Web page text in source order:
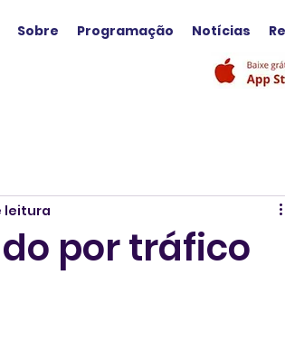
Sobre Programação Notícias
por tráfico
leitura